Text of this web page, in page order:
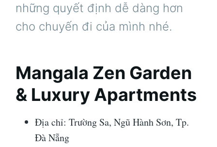
những quyết định dễ dàng hơn
cho chuyến đi của mình nhé.
Mangala Zen Garden
& Luxury Apartments
Địa chỉ: Trường Sa, Ngũ Hành Sơn, Tp.
Đà Nẵng